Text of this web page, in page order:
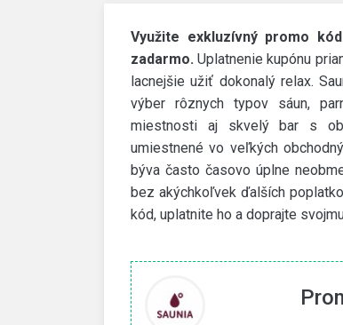
Využite exkluzívný promo
zadarmo. Uplatnenie kupónu
lacnejšie užiť dokonalý relax.
výber rôznych typov sáun,
miestnosti aj skvelý bar s
umiestnené vo veľkých
býva často časovo úplne
bez akýchkoľvek ďalších
kód, uplatnite ho a doprajte
VidaXL
30% zľavový kód
Využite kód a získajte 30% zľavu na vybrané
do 16. augusta.